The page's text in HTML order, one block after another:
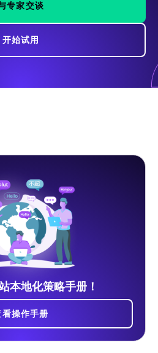
专家交谈
开始试用
本地化策略手册！
看操作手册